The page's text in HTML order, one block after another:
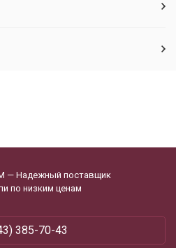
— Надежный поставщик
по низким ценам
385-70-43